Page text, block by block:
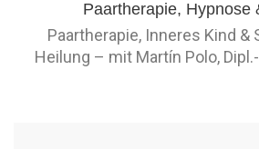
Paartherapie, Inneres Kind &
Heilung – mit Martín Polo,